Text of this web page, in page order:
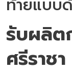
ท้ายแบบ
รับผลิต
ศรีราช